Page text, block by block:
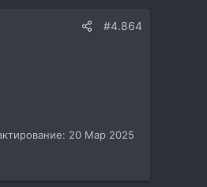
#4.864
20 Мар 2025